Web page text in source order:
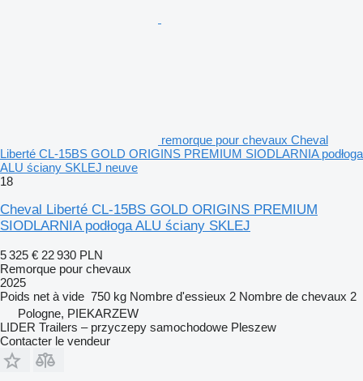
remorque pour chevaux Cheval
Liberté CL-15BS GOLD ORIGINS PREMIUM SIODLARNIA podłoga
ALU ściany SKLEJ neuve
18
Cheval Liberté CL-15BS GOLD ORIGINS PREMIUM
SIODLARNIA podłoga ALU ściany SKLEJ
5 325 € 22 930 PLN
Remorque pour chevaux
2025
Poids net à vide 750 kg Nombre d'essieux 2 Nombre de chevaux 2
Pologne, PIEKARZEW
LIDER Trailers – przyczepy samochodowe Pleszew
Contacter le vendeur